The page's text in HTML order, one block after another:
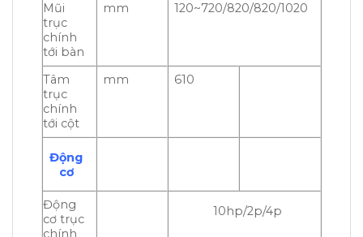
Mũi
trục
chính
tới bàn
mm 120~720/820/820/1020
Tâm
trục
chính
tới cột
mm 610
Động
cơ
Động
cơ trục
10hp/2p/4p